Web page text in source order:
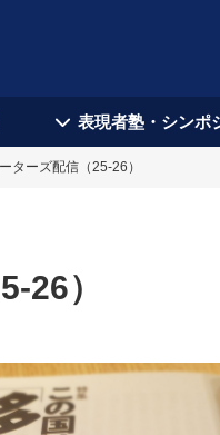
表現者塾・シンポ
ターズ配信（25-26）
26）